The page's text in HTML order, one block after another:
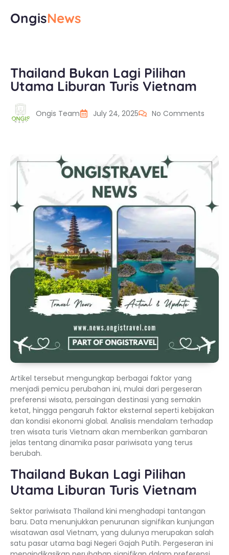
OngisNews
Thailand Bukan Lagi Pilihan
Utama Liburan Turis Vietnam
Ongis Team July 24, 2025 No Comments
Artikel tersebut mengungkap berbagai faktor yang
menjadi pemicu perubahan ini, mulai dari pergeseran
preferensi wisata, persaingan destinasi yang semakin
ketat, hingga pengaruh faktor eksternal seperti kebijakan
dan kondisi ekonomi global. Analisis mendalam terhadap
tren wisata turis Vietnam akan memberikan gambaran
jelas tentang dinamika pasar pariwisata yang terus
berubah.
Thailand Bukan Lagi Pilihan
Utama Liburan Turis Vietnam
Sektor pariwisata Thailand kini menghadapi tantangan
baru. Data menunjukkan penurunan signifikan kunjungan
wisatawan asal Vietnam, yang dulunya merupakan salah
satu pasar utama bagi Negeri Gajah Putih. Pergeseran ini